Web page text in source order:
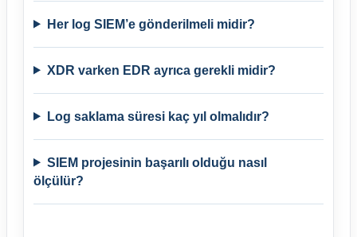
Her log SIEM’e gönderilmeli midir?
XDR varken EDR ayrıca gerekli midir?
Log saklama süresi kaç yıl olmalıdır?
SIEM projesinin başarılı olduğu nasıl
ölçülür?